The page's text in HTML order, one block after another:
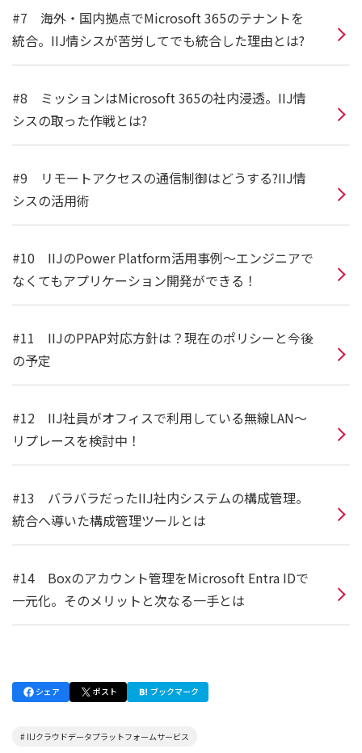
#7 海外・国内拠点でMicrosoft 365のテナントを
統合。IIJ情シスが苦労してでも統合した理由とは?
#8 ミッションはMicrosoft 365の社内浸透。IIJ情
シスの取った作戦とは?
#9 リモートアクセスの通信制御はどうする?IIJ情
シスの活用術
#10 IIJのPower Platform活用事例～エンジニアで
なくてもアプリケーション開発ができる！
#11 IIJのPPAP対応方針は？現在のポリシーと今後
の予定
#12 IIJ社員がオフィスで利用している無線LAN～
リプレースを検討中！
#13 バラバラだったIIJ社内システムの構成管理。
統合へ導いた構成管理ツールとは
#14 Boxのアカウント管理をMicrosoft Entra IDで
一元化。そのメリットと次なる一手とは
シェア ポスト ブックマーク
# IIJクラウドデータプラットフォームサービス